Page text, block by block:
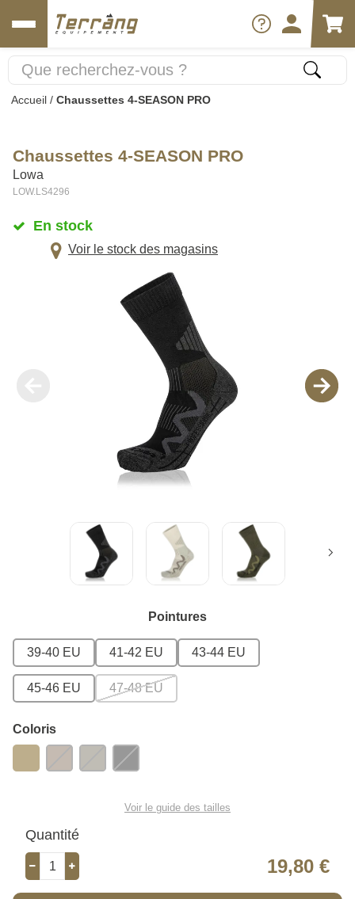
Accueil / Chaussettes 4-SEASON PRO
Chaussettes 4-SEASON PRO
Lowa
LOW.LS4296
En stock
Voir le stock des magasins
Pointures
39-40 EU 41-42 EU 43-44 EU
45-46 EU 47-48 EU
Coloris
Voir le guide des tailles
Quantité
19,80 €